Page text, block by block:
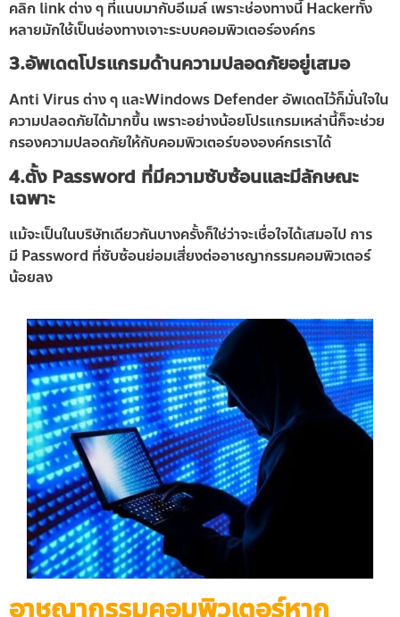
คลิก link ต่าง ๆ ที่แนบมากับอีเมล์ เพราะช่องทางนี้ Hackerทั้ง
หลายมักใช้เป็นช่องทางเจาะระบบคอมพิวเตอร์องค์กร
3.อัพเดตโปรแกรมด้านความปลอดภัยอยู่เสมอ
Anti Virus ต่าง ๆ และWindows Defender อัพเดตไว้ก็มั่นใจใน
ความปลอดภัยได้มากขึ้น เพราะอย่างน้อยโปรแกรมเหล่านี้ก็จะช่วย
กรองความปลอดภัยให้กับคอมพิวเตอร์ขององค์กรเราได้
4.ตั้ง Password ที่มีความซับซ้อนและมีลักษณะ
เฉพาะ
แม้จะเป็นในบริษัทเดียวกันบางครั้งก็ใช่ว่าจะเชื่อใจได้เสมอไป การ
มี Password ที่ซับซ้อนย่อมเสี่ยงต่ออาชญากรรมคอมพิวเตอร์
น้อยลง